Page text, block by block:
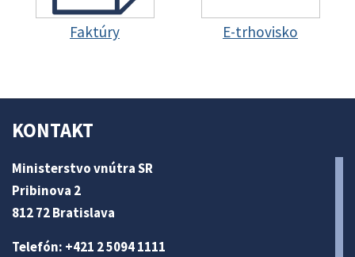
Faktúry E-trhovisko
KONTAKT
Ministerstvo vnútra SR
Pribinova 2
812 72 Bratislava
Telefón: +421 2 5094 1111